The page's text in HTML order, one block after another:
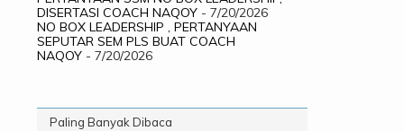
DISERTASI COACH NAQOY - 7/20/2026
NO BOX LEADERSHIP , PERTANYAAN
SEPUTAR SEM PLS BUAT COACH
NAQOY - 7/20/2026
Paling Banyak Dibaca